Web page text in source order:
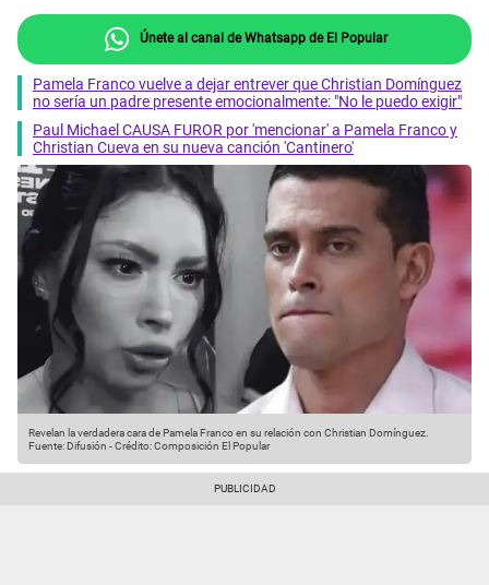
Únete al canal de Whatsapp de El Popular
Pamela Franco vuelve a dejar entrever que Christian Domínguez
no sería un padre presente emocionalmente: "No le puedo exigir"
Paul Michael CAUSA FUROR por 'mencionar' a Pamela Franco y
Christian Cueva en su nueva canción 'Cantinero'
Revelan la verdadera cara de Pamela Franco en su relación con Christian Domínguez.
Fuente: Difusión -Crédito: Composición El Popular